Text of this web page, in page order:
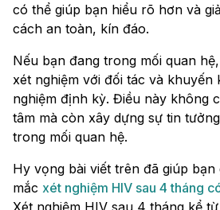
có thể giúp bạn hiểu rõ hơn và
cách an toàn, kín đáo.
Nếu bạn đang trong mối quan
xét nghiệm với đối tác và
nghiệm định kỳ. Điều này không
tâm mà còn xây dựng sự tin
trong mối quan hệ.
Hy vọng bài viết trên đã giúp bạn
mắc xét nghiệm HIV sau 4 tháng